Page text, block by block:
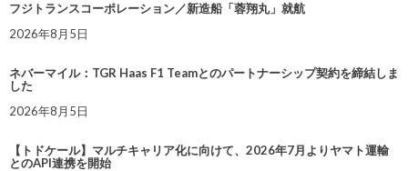
フジトランスコーポレーション／新造船「蓉翔丸」就航
2026年8月5日
ネバーマイル：TGR Haas F1 Teamとのパートナーシップ契約を締結しま
した
2026年8月5日
【トドケール】マルチキャリア化に向けて、2026年7月よりヤマト運輸
とのAPI連携を開始